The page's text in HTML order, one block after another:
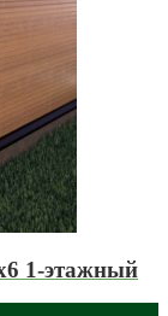
1-этажный